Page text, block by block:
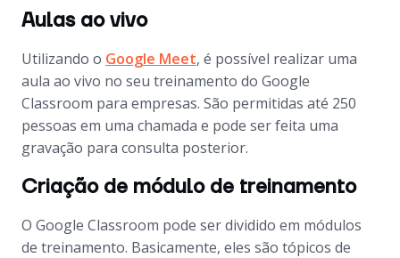
Aulas ao vivo
Utilizando o Google Meet, é possível realizar uma
aula ao vivo no seu treinamento do Google
Classroom para empresas. São permitidas até 250
pessoas em uma chamada e pode ser feita uma
gravação para consulta posterior.
Criação de módulo de treinamento
O Google Classroom pode ser dividido em módulos
de treinamento. Basicamente, eles são tópicos de